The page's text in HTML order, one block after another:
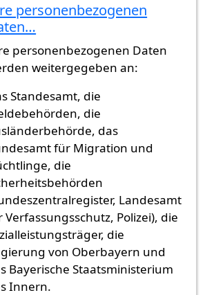
BehördevonMarlind (nicht
personenbezogenen
personenbezogenen Daten
weitergegeben an:
Standesamt, die
die
das
für Migration und
die
Landesamt
Verfassungsschutz, Polizei), die
die
von Oberbayern und
Bayerische Staatsministerium
Innern.